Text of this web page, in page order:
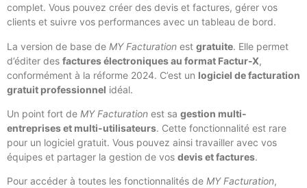
complet. Vous pouvez créer des devis et factures, gérer vos
clients et suivre vos performances avec un tableau de bord.
La version de base de MY Facturation est gratuite. Elle permet
d’éditer des factures électroniques au format Factur-X,
conformément à la réforme 2024. C’est un logiciel de facturation
gratuit professionnel idéal.
Un point fort de MY Facturation est sa gestion multi-
entreprises et multi-utilisateurs. Cette fonctionnalité est rare
pour un logiciel gratuit. Vous pouvez ainsi travailler avec vos
équipes et partager la gestion de vos devis et factures.
Pour accéder à toutes les fonctionnalités de MY Facturation,